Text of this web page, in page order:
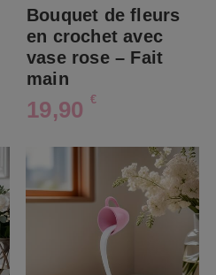
Bouquet de fleurs
en crochet avec
vase rose – Fait
main
19,90 €